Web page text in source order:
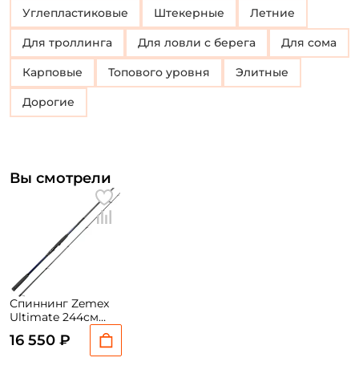
Углепластиковые Штекерные Летние
Для троллинга Для ловли с берега для сома
Карповые Топового уровня Элитные
Дорогие
Вы смотрели
Спиннинг Zemex
Ultimate 244см
fast
16 550 ₽